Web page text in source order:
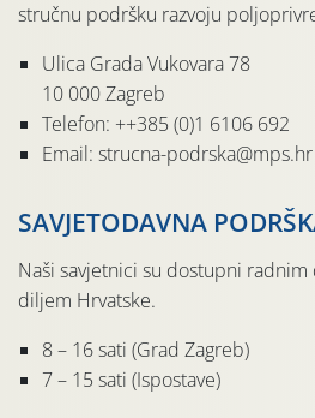
stručnu podršku razvoju
Ulica Grada Vukovara 78
10 000 Zagreb
Telefon: ++385 (0)1 6106 692
Email: strucna-podrska@mps.hr
SAVJETODAVNA
Naši savjetnici su dostupni
diljem Hrvatske.
8 – 16 sati (Grad Zagreb)
7 – 15 sati (Ispostave)